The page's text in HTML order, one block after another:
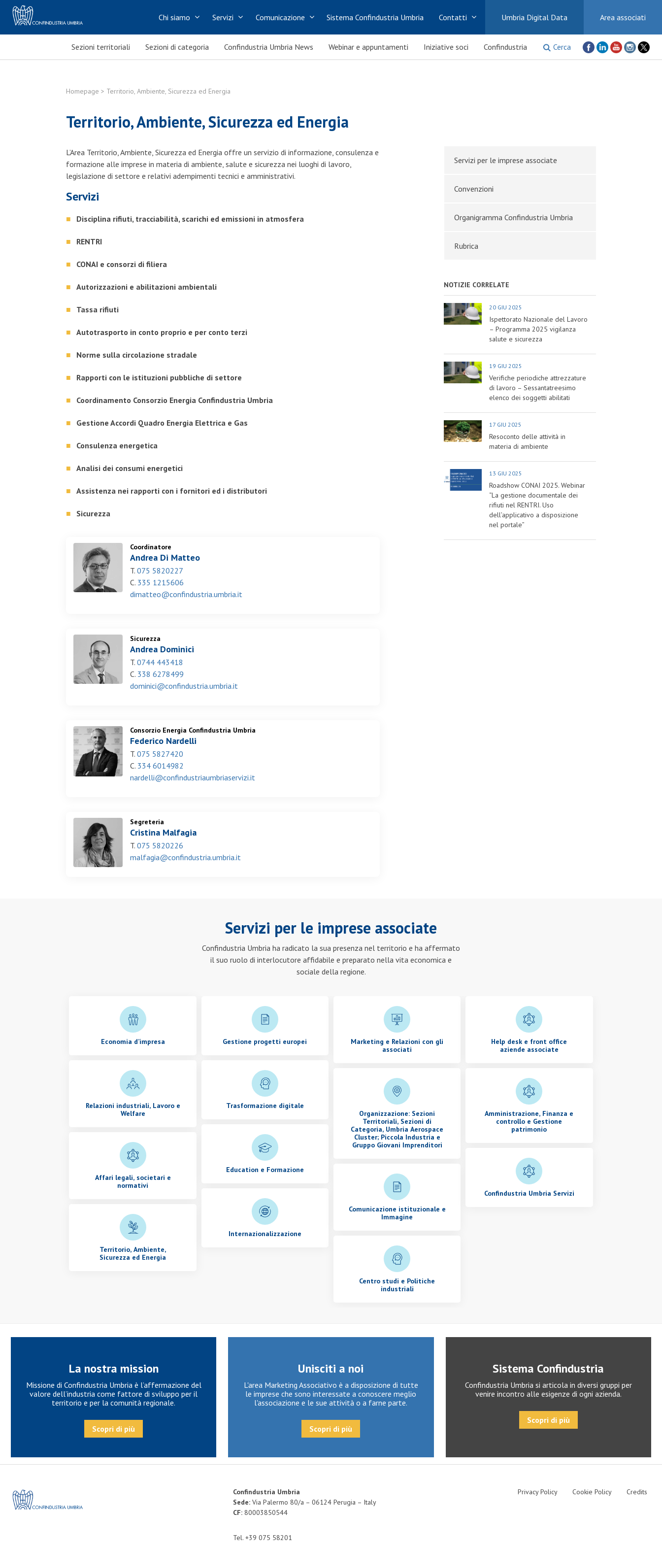
Chi siamo Servizi Comunicazione Sistema Confindustria Umbria Contatti Umbria Digital Data Area associati
Sezioni territoriali Sezioni di categoria Confindustria Umbria News Webinar e appuntamenti Iniziative soci Confindustria Cerca
Homepage > Territorio, Ambiente, Sicurezza ed Energia
Territorio, Ambiente, Sicurezza ed Energia
L’Area Territorio, Ambiente, Sicurezza ed Energia offre un servizio di informazione, consulenza e
formazione alle imprese in materia di ambiente, salute e sicurezza nei luoghi di lavoro,
legislazione di settore e relativi adempimenti tecnici e amministrativi.
Servizi
Disciplina rifiuti, tracciabilità, scarichi ed emissioni in atmosfera
RENTRI
CONAI e consorzi di filiera
Autorizzazioni e abilitazioni ambientali
Tassa rifiuti
Autotrasporto in conto proprio e per conto terzi
Norme sulla circolazione stradale
Rapporti con le istituzioni pubbliche di settore
Coordinamento Consorzio Energia Confindustria Umbria
Gestione Accordi Quadro Energia Elettrica e Gas
Consulenza energetica
Analisi dei consumi energetici
Assistenza nei rapporti con i fornitori ed i distributori
Sicurezza
Coordinatore
Andrea Di Matteo
T.075 5820227
C. 335 1215606
dimatteo@confindustria.umbria.it
Sicurezza
Andrea Dominici
T.0744 443418
C. 338 6278499
dominici@confindustria.umbria.it
Consorzio Energia Confindustria Umbria
Federico Nardelli
T.075 5827420
C. 334 6014982
nardelli@confindustriaumbriaservizi.it
Segreteria
Cristina Malfagia
T.075 5820226
malfagia@confindustria.umbria.it
Servizi per le imprese associate
Convenzioni
Organigramma Confindustria Umbria
Rubrica
NOTIZIE CORRELATE
20 GIU 2025
Ispettorato Nazionale del Lavoro
– Programma 2025 vigilanza
salute e sicurezza
19 GIU 2025
Verifiche periodiche attrezzature
di lavoro – Sessantatreesimo
elenco dei soggetti abilitati
17 GIU 2025
Resoconto delle attività in
materia di ambiente
13 GIU 2025
Roadshow CONAI 2025. Webinar
“La gestione documentale dei
rifiuti nel RENTRI. Uso
dell’applicativo a disposizione
nel portale”
Servizi per le imprese associate
Confindustria Umbria ha radicato la sua presenza nel territorio e ha affermato
il suo ruolo di interlocutore affidabile e preparato nella vita economica e
sociale della regione.
Economia d’impresa
Relazioni industriali, Lavoro e
Welfare
Affari legali, societari e
normativi
Territorio, Ambiente,
Sicurezza ed Energia
Gestione progetti europei
Trasformazione digitale
Education e Formazione
Internazionalizzazione
Marketing e Relazioni con gli
associati
Organizzazione: Sezioni
Territoriali, Sezioni di
Categoria, Umbria Aerospace
Cluster; Piccola Industria e
Gruppo Giovani Imprenditori
Comunicazione istituzionale e
Immagine
Centro studi e Politiche
industriali
Help desk e front office
aziende associate
Amministrazione, Finanza e
controllo e Gestione
patrimonio
Confindustria Umbria Servizi
La nostra mission
Missione di Confindustria Umbria è l’affermazione del
valore dell’industria come fattore di sviluppo per il
territorio e per la comunità regionale.
Scopri di più
Unisciti a noi
L'area Marketing Associativo è a disposizione di tutte
le imprese che sono interessate a conoscere meglio
l'associazione e le sue attività o a farne parte.
Scopri di più
Sistema Confindustria
Confindustria Umbria si articola in diversi gruppi per
venire incontro alle esigenze di ogni azienda.
Scopri di più
Confindustria Umbria
Sede: Via Palermo 80/a – 06124 Perugia – Italy
CF: 80003850544
Tel. +39 075 58201
Privacy Policy Cookie Policy Credits